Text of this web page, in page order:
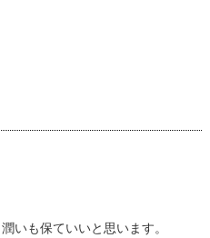
いも保ていいと思います。